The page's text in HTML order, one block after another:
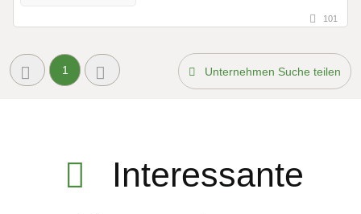
101
1 Unternehmen Suche teilen
Interessante